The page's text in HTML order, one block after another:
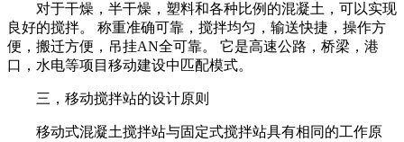
对于干燥，半干燥，塑料和各种比例的混凝土，可以实现
良好的搅拌。 称重准确可靠，搅拌均匀，输送快捷，操作方
便，搬迁方便，吊挂AN全可靠。 它是高速公路，桥梁，港
口，水电等项目移动建设中匹配模式。
三，移动搅拌站的设计原则
移动式混凝土搅拌站与固定式搅拌站具有相同的工作原